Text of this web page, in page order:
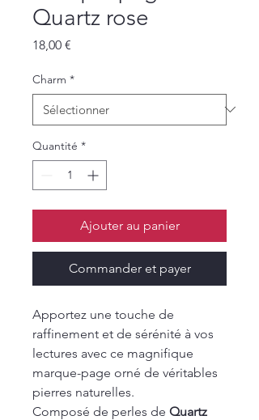
Quartz rose
18,00 €
Charm *
Quantité *
Ajouter au panier
Commander et payer
Apportez une touche de
raffinement et de sérénité à vos
lectures avec ce magnifique
marque-page orné de véritables
pierres naturelles.
Composé de perles de Quartz